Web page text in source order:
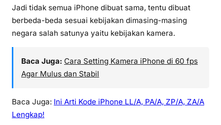
Jadi tidak semua iPhone dibuat sama, tentu dibuat
berbeda-beda sesuai kebijakan dimasing-masing
negara salah satunya yaitu kebijakan kamera.
Baca Juga: Cara Setting Kamera iPhone di 60 fps
Agar Mulus dan Stabil
Baca Juga: Ini Arti Kode iPhone LL/A, PA/A, ZP/A, ZA/A
Lengkap!